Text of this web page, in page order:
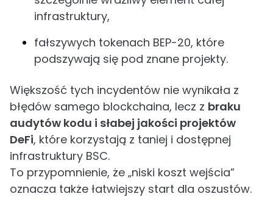
infrastruktury,
fałszywych tokenach BEP-20, które
podszywają się pod znane projekty.
Większość tych incydentów nie wynikała z
błędów samego blockchaina, lecz z braku
audytów kodu i słabej jakości projektów
DeFi, które korzystają z taniej i dostępnej
infrastruktury BSC.
To przypomnienie, że „niski koszt wejścia”
oznacza także łatwiejszy start dla oszustów.